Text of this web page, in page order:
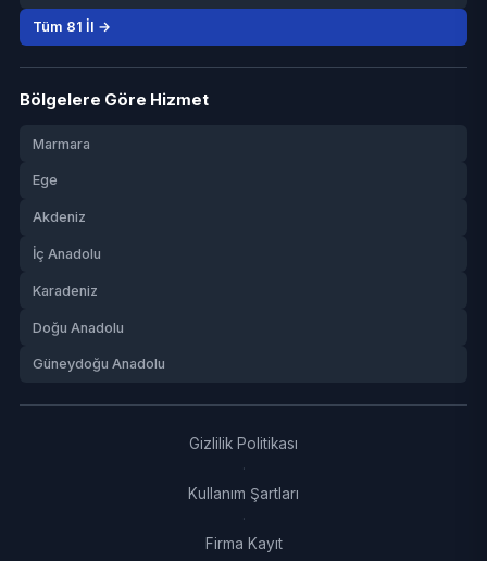
Tüm 81 İl →
Bölgelere Göre Hizmet
Marmara
Ege
Akdeniz
İç Anadolu
Karadeniz
Doğu Anadolu
Güneydoğu Anadolu
Gizlilik Politikası
·
Kullanım Şartları
·
Firma Kayıt